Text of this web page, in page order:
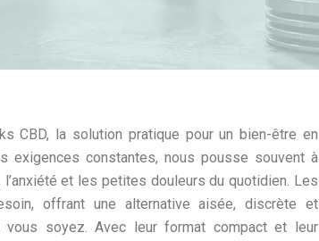
CBD, la solution pratique pour un bien-être en
exigences constantes, nous pousse souvent à
et les petites douleurs du quotidien. Les
offrant une alternative aisée, discrète et
soyez. Avec leur format compact et leur